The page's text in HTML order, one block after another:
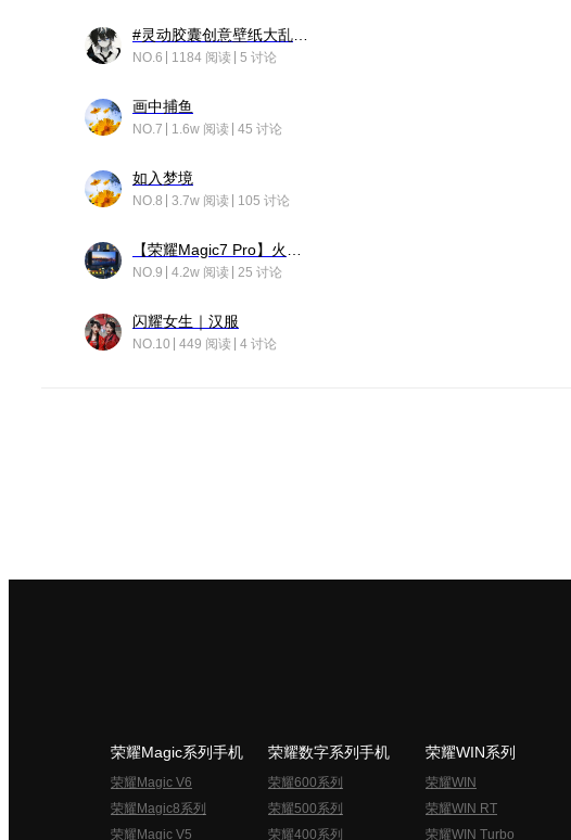
NO.6 1184 阅读 5 讨论
画中捕鱼
NO.7 1.6w 阅读 45 讨论
如入梦境
NO.8 3.7w 阅读 105 讨论
NO.9 4.2w 阅读 25 讨论
闪耀女生｜汉服
NO.10 449 阅读 4 讨论
荣耀Magic系列手机
荣耀Magic V6
荣耀Magic8系列
荣耀Magic V5
荣耀数字系列手机
荣耀600系列
荣耀500系列
荣耀400系列
荣耀WIN系列
荣耀WIN
荣耀WIN RT
荣耀WIN Turbo